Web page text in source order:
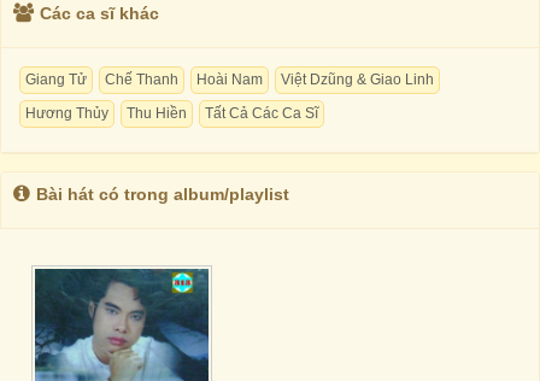
Các ca sĩ khác
Giang Tử Chế Thanh Hoài Nam
Việt Dzũng & Giao Linh
Hương Thủy
Thu Hiền Tất Cả Các Ca Sĩ
Bài hát có trong album/playlist